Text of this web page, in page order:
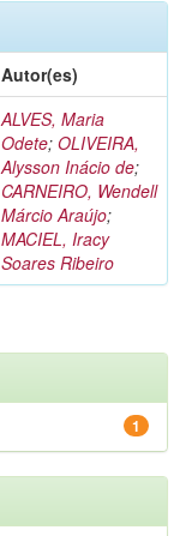
Autor(es)
ALVES, Maria
Odete; OLIVEIRA,
Alysson Inácio de;
CARNEIRO, Wendell
Márcio Araújo;
MACIEL, Iracy
Soares Ribeiro
1